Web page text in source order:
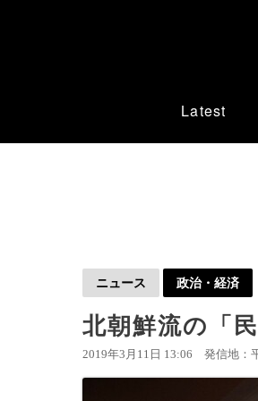
Latest
ニュース 政治・経済
北朝鮮流の「
2019年3月11日 13:06 発信地：